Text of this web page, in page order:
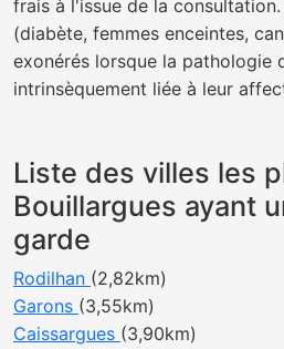
frais à l'issue de la
(diabète, femmes enceintes,
exonérés lorsque la pathologie
intrinsèquement liée à leur
Liste des villes les
Bouillargues ayant
garde
Rodilhan (2,82km)
Garons (3,55km)
Caissargues (3,90km)